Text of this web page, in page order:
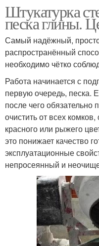
Штукатурка
песка глины.
Самый надёжный,
распространённый
необходимо чётко
Работа начинается с
первую очередь, песка.
после чего обязательно
очистить от всех
красного или рыжего
это понижает качество
эксплуатационные
непросеянный и